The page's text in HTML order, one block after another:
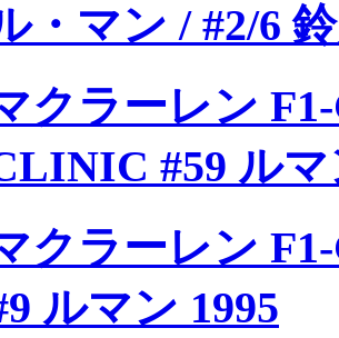
・マン / #2/6
クラーレン
#59 ルマ
クラーレン
ルマン 1995